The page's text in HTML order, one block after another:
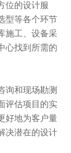
的设计服
型等各个环节
施工、设备采
心找到所需的
和现场勘测
评估项目的实
好地为客户量
决潜在的设计